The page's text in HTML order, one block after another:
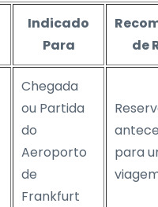
Indicado
Para
de
Chegada
ou Partida
do
Aeroporto
de
Frankfurt
para